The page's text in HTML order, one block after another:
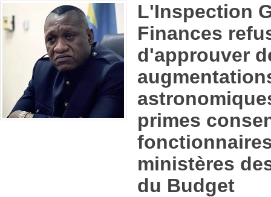
L'Inspection
Finances
d'approuver
primes
ministères
du Budget